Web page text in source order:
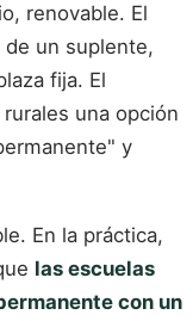
renovable. El
un suplente,
fija. El
una opción
y
En la práctica,
las escuelas
con un